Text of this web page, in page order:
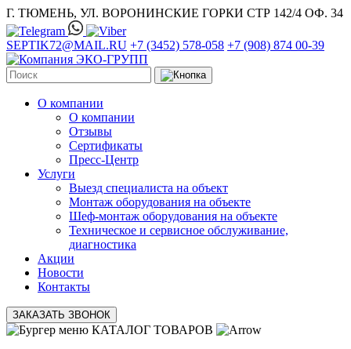
Г. ТЮМЕНЬ, УЛ. ВОРОНИНСКИЕ ГОРКИ СТР 142/4 ОФ. 34
SEPTIK72@MAIL.RU +7 (3452) 578-058 +7 (908) 874 00-39
О компании
О компании
Отзывы
Сертификаты
Пресс-Центр
Услуги
Выезд специалиста на объект
Монтаж оборудования на объекте
Шеф-монтаж оборудования на объекте
Техническое и сервисное обслуживание,
диагностика
Акции
Новости
Контакты
ЗАКАЗАТЬ ЗВОНОК
КАТАЛОГ ТОВАРОВ